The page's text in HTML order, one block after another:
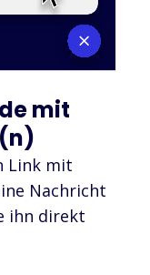
mit
Link mit
Nachricht
ihn direkt